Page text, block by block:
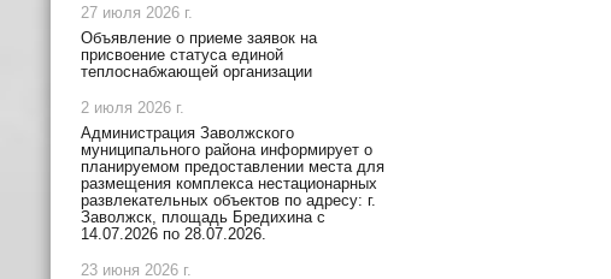
27 июля 2026 г.
Объявление о приеме заявок на
присвоение статуса единой
теплоснабжающей организации
2 июля 2026 г.
Администрация Заволжского
муниципального района информирует о
планируемом предоставлении места для
размещения комплекса нестационарных
развлекательных объектов по адресу: г.
Заволжск, площадь Бредихина с
14.07.2026 по 28.07.2026.
23 июня 2026 г.